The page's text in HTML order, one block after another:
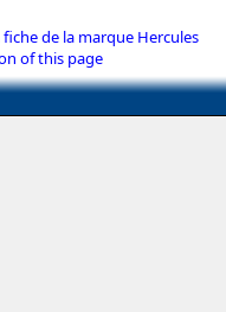
de la marque Hercules
of this page